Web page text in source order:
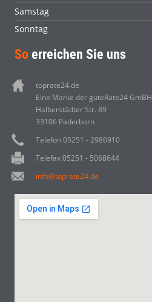
Samstag
Sonntag
So erreichen Sie uns
toprate24.de
Eine Marke der guteRate24 GmBH
Halberstädter Str. 89
33106 Paderborn
Telefon 05251 - 2986910
Telefax 05251 - 5068644
info@toprate24.de